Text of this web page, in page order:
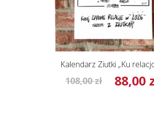
Kalendarz Ziutki „Ku
108,00zł
Pierwotna
88,00